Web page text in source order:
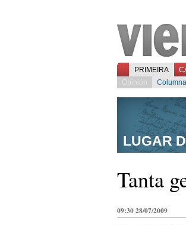
PRIMEIRA
Opinión
LUGAR
Tanta
09:30 28/07/2009